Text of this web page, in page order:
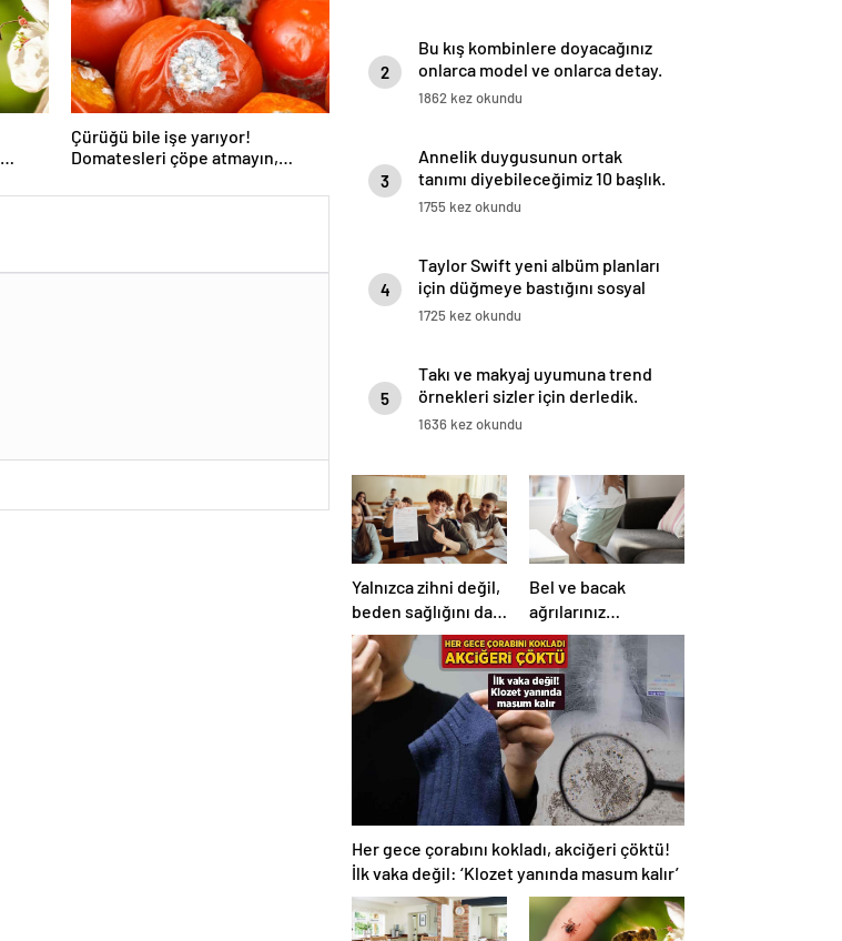
Çürüğü bile işe yarıyor!
Domatesleri çöpe atmayın,
2
Bu kış kombinlere doyacağınız
onlarca model ve onlarca detay.
1862 kez okundu
3
Annelik duygusunun ortak
tanımı diyebileceğimiz 10 başlık.
1755 kez okundu
4
Taylor Swift yeni albüm planları
için düğmeye bastığını sosyal
medyadan duyurdu!
1725 kez okundu
5
Takı ve makyaj uyumuna trend
örnekleri sizler için derledik.
1636 kez okundu
Yalnızca zihni değil,
beden sağlığını da
zorluyor! Sınavda
başarı tabakta
başlıyor
Bel ve bacak
ağrılarınız
sıklaştıysa dikkat!
Nedeni omurga
kanalı darlığı olabilir
Her gece çorabını kokladı, akciğeri çöktü!
İlk vaka değil: ‘Klozet yanında masum kalır’